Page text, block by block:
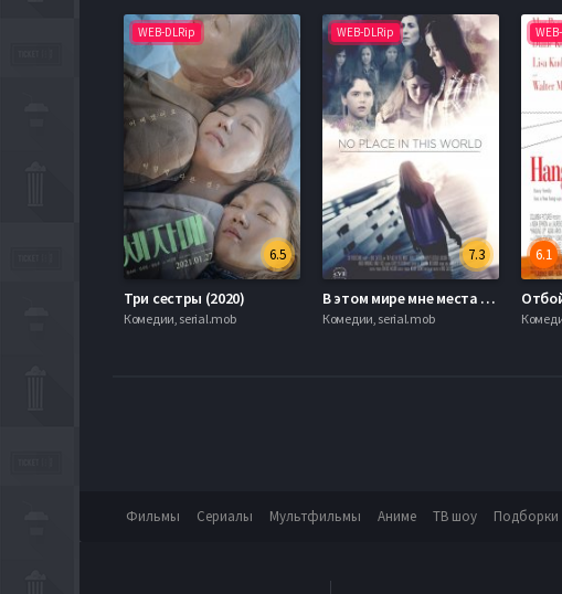
WEB-DLRip
6.5
Три сестры (2020)
Комедии, serial.mob
WEB-DLRip
7.3
В этом мире мне места нет (2017)
Комедии, serial.mob
6.1
Фильмы Сериалы Мультфильмы Аниме ТВ шоу Подборки